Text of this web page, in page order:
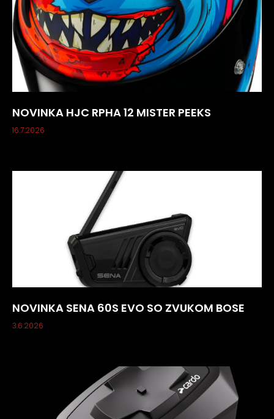
NOVINKA HJC RPHA 12 MISTER PEEKS
16.7.2026
NOVINKA SENA 60S EVO SO ZVUKOM BOSE
3.6.2026